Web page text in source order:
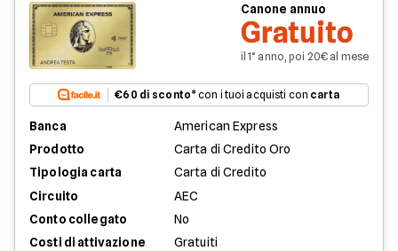
Canone annuo
Gratuito
il 1° anno, poi 20€ al mese
€60 di sconto* con i tuoi acquisti con carta
Banca
American Express
Prodotto
Carta di Credito Oro
Tipologia carta
Carta di Credito
Circuito
AEC
Conto collegato
No
Costi di attivazione
Gratuiti